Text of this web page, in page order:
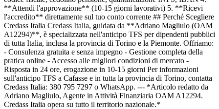
**Attendi l'approvazione** (10-15 giorni lavorativi) 5. **Ricevi
l'accredito** direttamente sul tuo conto corrente ## Perché Scegliere
Credass Italia Credass Italia, guidata da **Adriano Magliulo (OAM
A12294)**, è specializzata nell'anticipo TFS per dipendenti pubblici
di tutta Italia, inclusa la provincia di Torino e la Piemonte. Offriamo:
- Consulenza gratuita e senza impegno - Gestione completa della
pratica online - Accesso alle migliori condizioni di mercato -
Risposta in 24 ore, erogazione in 10-15 giorni Per informazioni
sull'anticipo TFS a Cafasse e in tutta la provincia di Torino, contatta
Credass Italia: 380 795 7297 o WhatsApp. --- *Articolo redatto da
Adriano Magliulo, Agente in Attività Finanziaria OAM A12294.
Credass Italia opera su tutto il territorio nazionale.*